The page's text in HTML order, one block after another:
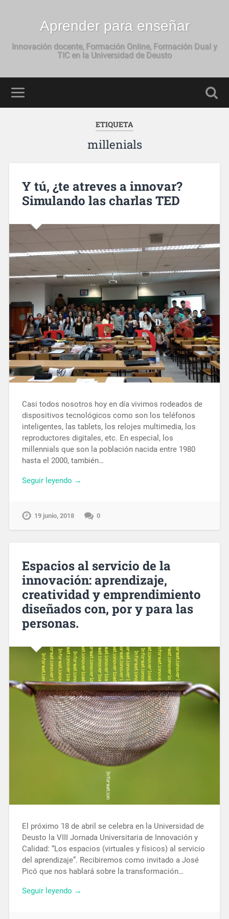
Aprender para enseñar
Innovación docente, Formación Online, Formación Dual y
TIC en la Universidad de Deusto
ETIQUETA
millenials
Y tú, ¿te atreves a innovar?
Simulando las charlas TED
Casi todos nosotros hoy en día vivimos rodeados de
dispositivos tecnológicos como son los teléfonos
inteligentes, las tablets, los relojes multimedia, los
reproductores digitales, etc. En especial, los
millennials que son la población nacida entre 1980
hasta el 2000, también…
Seguir leyendo →
19 junio, 2018 0
Espacios al servicio de la
innovación: aprendizaje,
creatividad y emprendimiento
diseñados con, por y para las
personas.
El próximo 18 de abril se celebra en la Universidad de
Deusto la VIII Jornada Universitaria de Innovación y
Calidad: “Los espacios (virtuales y físicos) al servicio
del aprendizaje”. Recibiremos como invitado a José
Picó que nos hablará sobre la transformación…
Seguir leyendo →